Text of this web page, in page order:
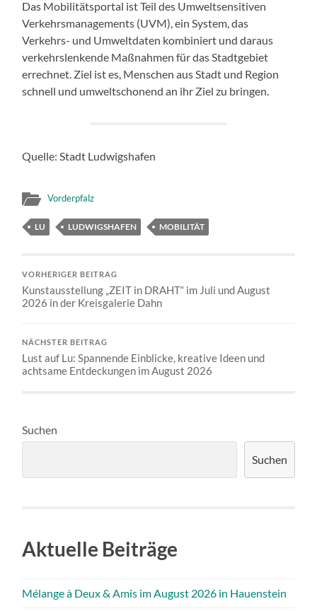
Das Mobilitätsportal ist Teil des Umweltsensitiven
Verkehrsmanagements (UVM), ein System, das
Verkehrs- und Umweltdaten kombiniert und daraus
verkehrslenkende Maßnahmen für das Stadtgebiet
errechnet. Ziel ist es, Menschen aus Stadt und Region
schnell und umweltschonend an ihr Ziel zu bringen.
Quelle: Stadt Ludwigshafen
Vorderpfalz
LU LUDWIGSHAFEN MOBILITÄT
VORHERIGER BEITRAG
Kunstausstellung „ZEIT in DRAHT“ im Juli und August
2026 in der Kreisgalerie Dahn
NÄCHSTER BEITRAG
Lust auf Lu: Spannende Einblicke, kreative Ideen und
achtsame Entdeckungen im August 2026
Suchen
Suchen
Aktuelle Beiträge
Mélange à Deux & Amis im August 2026 in Hauenstein